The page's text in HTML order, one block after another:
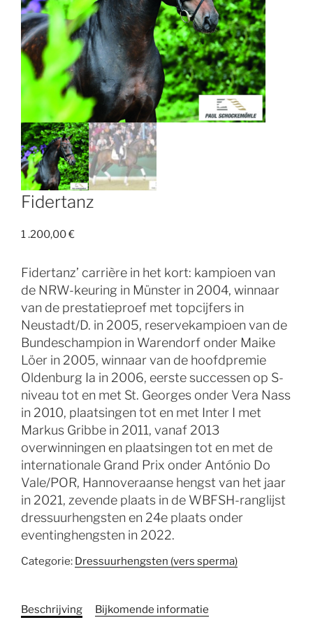
Fidertanz
1 .200,00€
Fidertanz’ carrière in het kort: kampioen van
de NRW-keuring in Münster in 2004, winnaar
van de prestatieproef met topcijfers in
Neustadt/D. in 2005, reservekampioen van de
Bundeschampion in Warendorf onder Maike
Löer in 2005, winnaar van de hoofdpremie
Oldenburg Ia in 2006, eerste successen op S-
niveau tot en met St. Georges onder Vera Nass
in 2010, plaatsingen tot en met Inter I met
Markus Gribbe in 2011, vanaf 2013
overwinningen en plaatsingen tot en met de
internationale Grand Prix onder António Do
Vale/POR, Hannoveraanse hengst van het jaar
in 2021, zevende plaats in de WBFSH-ranglijst
dressuurhengsten en 24e plaats onder
eventinghengsten in 2022.
Categorie: Dressuurhengsten (vers sperma)
Beschrijving Bijkomende informatie